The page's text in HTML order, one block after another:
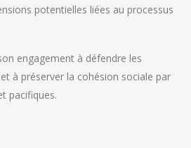
potentielles liées au processus
engagement à défendre les
à préserver la cohésion sociale par
pacifiques.